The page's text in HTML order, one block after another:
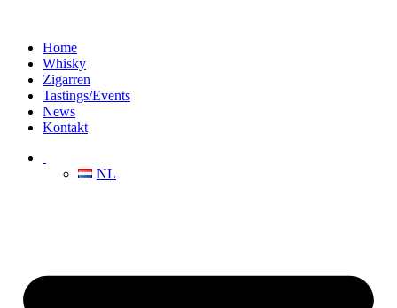
Home
Whisky
Zigarren
Tastings/Events
News
Kontakt
NL